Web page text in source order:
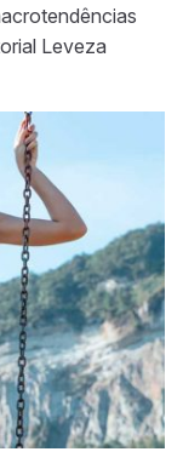
Leveza